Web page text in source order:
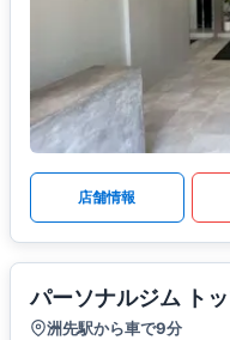
店舗情報
パーソナルジム ト
洲先駅から車で9分